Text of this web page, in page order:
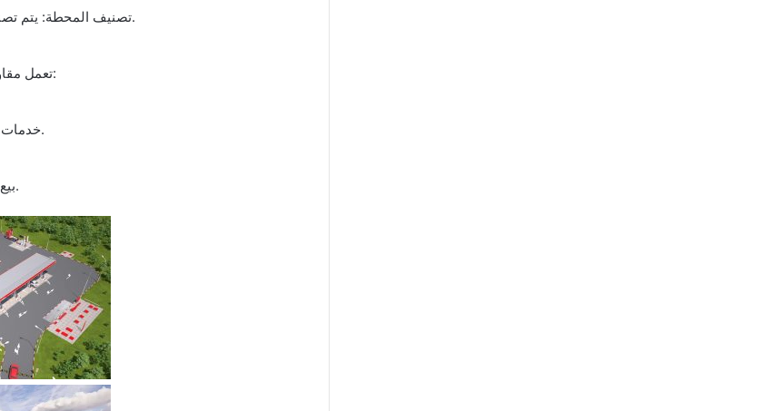
تصنيف المحطة: يتم تصنيف المحطات إلى ثلاث فئات حسب المساحات والخدمات.
تعمل مقاولات محطات البترول على تقديم العديد من الخدمات، مثل:
خدمات الصيانة والتشحيم: بما في ذلك تغيير زيوت الديزل والوقود.
بيع قطع غيار السيارات: بالإضافة إلى مستودعات لقطع الغيار.